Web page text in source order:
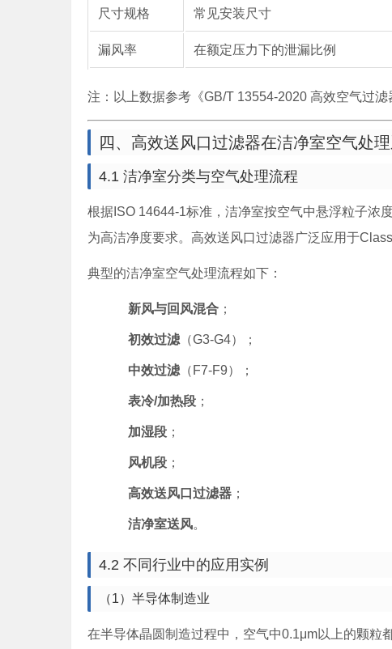
尺寸规格 常见安装尺寸
漏风率 在额定压力下的泄漏比例
注：以上数据参考《GB/T 13554-2020 高效空气过滤
四、高效送风口过滤器在洁净室空气处
4.1 洁净室分类与空气处理流程
根据ISO 14644-1标准，洁净室按空气中悬浮粒子浓
为高洁净度要求。高效送风口过滤器广泛应用于
典型的洁净室空气处理流程如下：
新风与回风混合 ；
初效过滤 （G3-G4）；
中效过滤 （F7-F9）；
表冷/加热段 ；
加湿段 ；
风机段 ；
高效送风口过滤器 ；
洁净室送风。
4.2 不同行业中的应用实例
（1）半导体制造业
在半导体晶圆制造过程中，空气中0.1μm以上的颗粒